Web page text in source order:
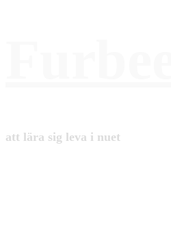
att lära sig leva i nuet